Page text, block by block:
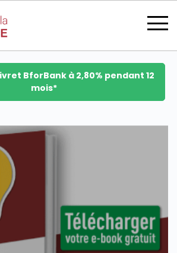
se connecter
devenir membre
BforBank à 2,80% pendant 12
mois*